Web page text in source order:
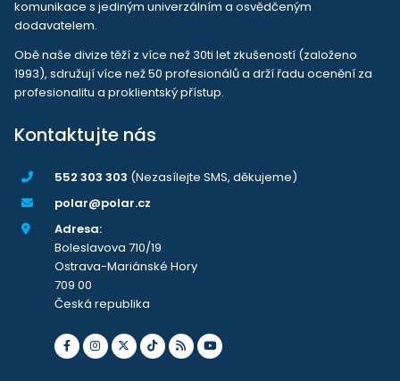
komunikace s jediným univerzálním a osvědčeným
dodavatelem.
Obě naše divize těží z více než 30ti let zkušeností (založeno
1993), sdružují více než 50 profesionálů a drží řadu ocenění za
profesionalitu a proklientský přístup.
Kontaktujte nás
552 303 303 (Nezasílejte SMS, děkujeme)
polar@polar.cz
Adresa:
Boleslavova 710/19
Ostrava-Mariánské Hory
709 00
Česká republika